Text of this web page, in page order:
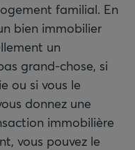
familial. En
bien immobilier
un
grand-chose, si
ou si vous le
donnez une
immobilière
vous pouvez le